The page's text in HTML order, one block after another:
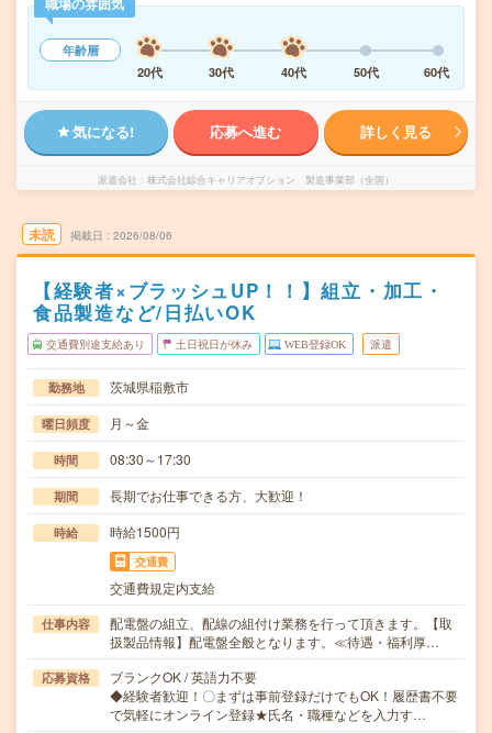
年齢層
20代
30代 40代 50代 60代
気になる! 応募へ進む 詳しく見る
派遣会社 株式会社綜合キャリアオプション 製造事業部（全国）
未読 掲載日 2026/08/06
【経験者×ブラッシュUP！！】組立・加工・
食品製造など/日払いOK
交通費別途支給あり 土日祝日が休み WEB登録OK 派遣
勤務地 茨城県稲敷市
曜日頻度 月～金
時間 08:30～17:30
期間 長期でお仕事できる方、大歓迎！
時給 時給1500円
交通費
交通費規定内支給
仕事内容
配電盤の組立、配線の組付け業務を行って頂きます。【取
扱製品情報】配電盤全般となります。≪待遇・福利厚…
応募資格
ブランクOK / 英語力不要
◆経験者歓迎！〇まずは事前登録だけでもOK！履歴書不要
で気軽にオンライン登録★氏名・職種などを入力す…